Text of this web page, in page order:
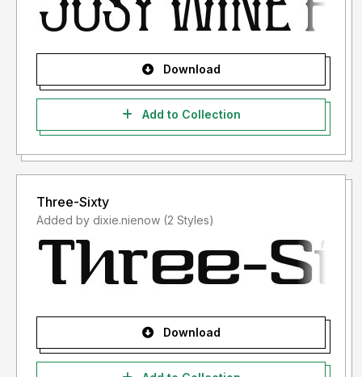
- Lisensi font setelah penggunaan silahkan gunakan sesuai
terms & condition yang berlaku setelah anda membeli
Informasi tentang Lisensi apa yang akan anda perlukan,
silahkan menghubungi kami di :
storytypestudio@gmail.com
Download
Add to Collection
Three-Sixty
Added by dixie.nienow (2 Styles)
Download